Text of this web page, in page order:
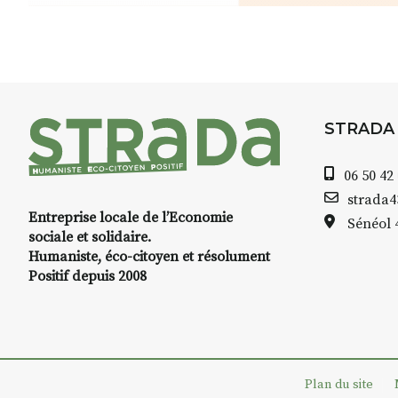
Et si le temps se gâte : un
permettra de continuer à créer.
À partir de 90€/jour(soit 270€
Minimum 8 personnes – sans
Prix pour l’accompagnement et
➡️7-8-9 août
Entreprise locale de l’Economie
sociale et solidaire.
Humaniste, éco-citoyen et résolument
Positif depuis 2008
STRADA
06 50 42
Sénéol
Plan du site